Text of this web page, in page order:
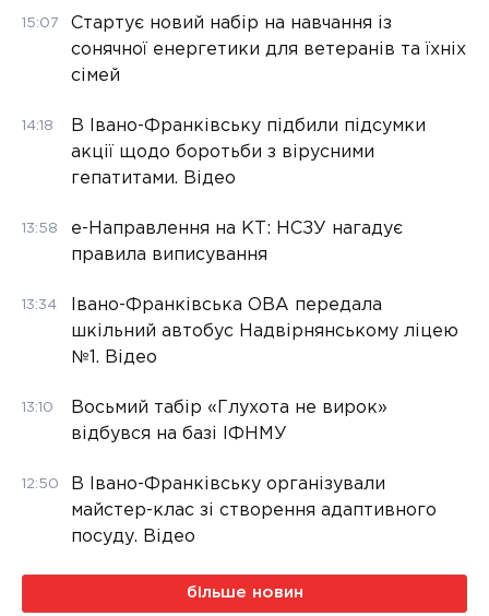
15:07
Стартує новий набір на навчання із
сонячної енергетики для ветеранів та їхніх
сімей
14:18
В Івано-Франківську підбили підсумки
акції щодо боротьби з вірусними
гепатитами. Відео
13:58
е-Направлення на КТ: НСЗУ нагадує
правила виписування
13:34
Івано-Франківська ОВА передала
шкільний автобус Надвірнянському ліцею
№1. Відео
13:10
Восьмий табір «Глухота не вирок»
відбувся на базі ІФНМУ
12:50
В Івано-Франківську організували
майстер-клас зі створення адаптивного
посуду. Відео
більше новин